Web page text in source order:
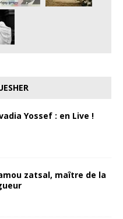
Yossef : en Live !
zatsal, maître de la